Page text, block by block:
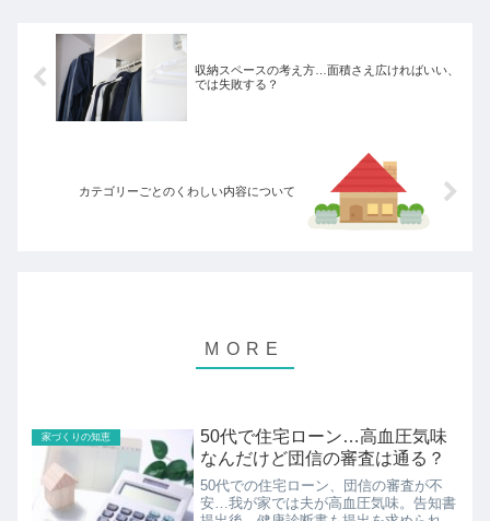
収納スペースの考え方…面積さえ広ければいい、
では失敗する？
カテゴリーごとのくわしい内容について
家づくりの知恵
50代で住宅ローン…高血圧気味
なんだけど団信の審査は通る？
50代での住宅ローン、団信の審査が不
安…我が家では夫が高血圧気味。告知書